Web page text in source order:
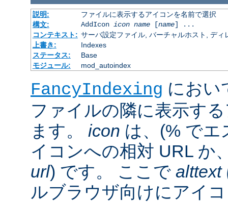
説明:
ファイルに表示するアイコンを名前で選択
構文:
AddIcon icon name[name] ...
コンテキスト: サーバ設定ファイル, バーチャルホスト, ディ
上書き:
Indexes
ステータス:
Base
モジュール:
mod_autoindex
FancyIndexing にお
ファイルの隣に表示す
ます。 icon は、(% でエ
イコンへの相対 URL か
url) です。 ここで alttext
ルブラウザ向けにアイ